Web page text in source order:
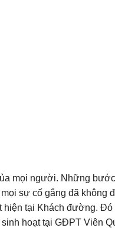
mọi người. Những
sự cố gắng đã không
hiện tại Khách đường. Đó
hoạt tại GĐPT Viên